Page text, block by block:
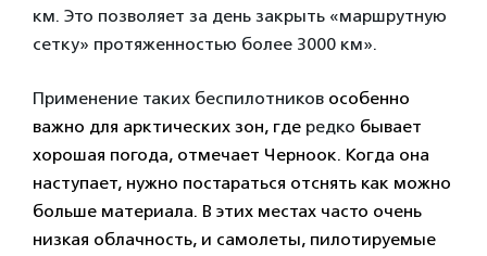
км. Это позволяет за день закрыть «маршрутную
сетку» протяженностью более 3000 км».
Применение таких беспилотников особенно
важно для арктических зон, где редко бывает
хорошая погода, отмечает Черноок. Когда она
наступает, нужно постараться отснять как можно
больше материала. В этих местах часто очень
низкая облачность, и самолеты, пилотируемые